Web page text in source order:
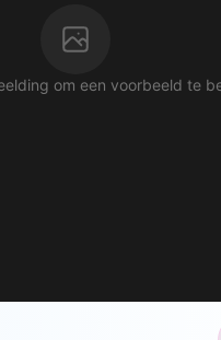
om een ​​voorbeeld te